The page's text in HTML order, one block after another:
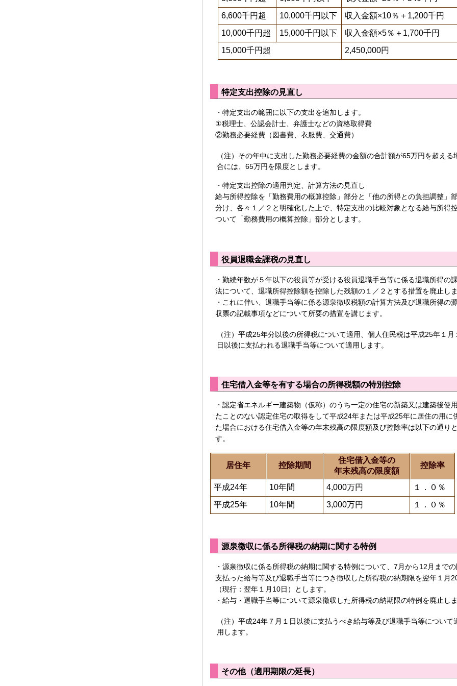
6,600千円超
10,000千円以下
収入金額×10％＋1,200千円
10,000千円超
15,000千円以下
収入金額×5％＋1,700千円
15,000千円超
2,450,000円
特定支出控除の見直し
・特定支出の範囲に以下の支出を追加します。
①税理士、公認会計士、弁護士などの資格取得費
②勤務必要経費（図書費、衣服費、交通費）
（注）その年中に支出した勤務必要経費の金額の合計額が65万円を超える
合には、65万円を限度とします。
・特定支出控除の適用判定、計算方法の見直し
給与所得控除を「勤務費用の概算控除」部分と「他の所得との負担調整」
分け、各々１／２と明確化した上で、特定支出の比較対象となる給与所得
ついて「勤務費用の概算控除」部分とします。
役員退職金課税の見直し
・勤続年数が５年以下の役員等が受ける役員退職手当等に係る退職所得の
法について、退職所得控除額を控除した残額の１／２とする措置を廃止しま
・これに伴い、退職手当等に係る源泉徴収税額の計算方法及び退職所得の
収票の記載事項などについて所要の措置を講じます。
（注）平成25年分以後の所得税について適用、個人住民税は平成25年１月
日以後に支払われる退職手当等について適用します。
住宅借入金等を有する場合の所得税額の特別控除
・認定省エネルギー建築物（仮称）のうち一定の住宅の新築又は建築後使
たことのない認定住宅の取得をして平成24年または平成25年に居住の用に
た場合における住宅借入金等の年末残高の限度額及び控除率は以下の通り
す。
居住年 控除期間
住宅借入金等の
年末残高の限度額
控除率
平成24年 10年間 4,000万円
１．０％
平成25年
10年間 3,000万円 １．０％
源泉徴収に係る所得税の納期に関する特例
・源泉徴収に係る所得税の納期に関する特例について、7月から12月までの
支払った給与等及び退職手当等につき徴収した所得税の納期限を翌年１月
（現行：翌年１月10日）とします。
・給与・退職手当等について源泉徴収した所得税の納期限の特例を廃止しま
（注）平成24年７月１日以後に支払うべき給与等及び退職手当等について
用します。
その他（適用期限の延長）